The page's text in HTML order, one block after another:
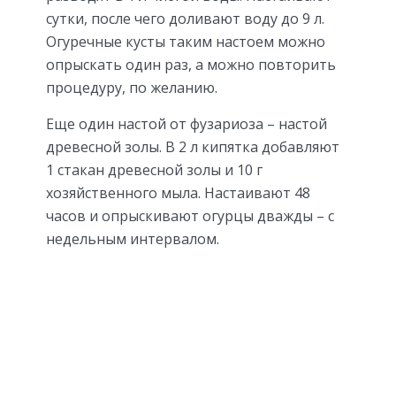
сутки, после чего доливают воду до 9 л.
Огуречные кусты таким настоем можно
опрыскать один раз, а можно повторить
процедуру, по желанию.
Еще один настой от фузариоза – настой
древесной золы. В 2 л кипятка добавляют
1 стакан древесной золы и 10 г
хозяйственного мыла. Настаивают 48
часов и опрыскивают огурцы дважды – с
недельным интервалом.